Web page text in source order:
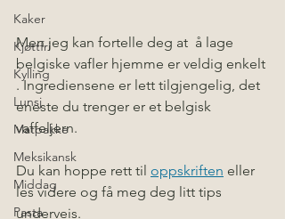
Kaker
Kjøttfri
Kylling
Lunsj
Matpakke
Meksikansk
Middag
Pasta
Men jeg kan fortelle deg at  å lage
belgiske vafler hjemme er veldig enkelt
. Ingrediensene er lett tilgjengelig, det
eneste du trenger er et belgisk
vaffeljern.
Du kan hoppe rett til oppskriften eller
les videre og få meg deg litt tips
underveis.